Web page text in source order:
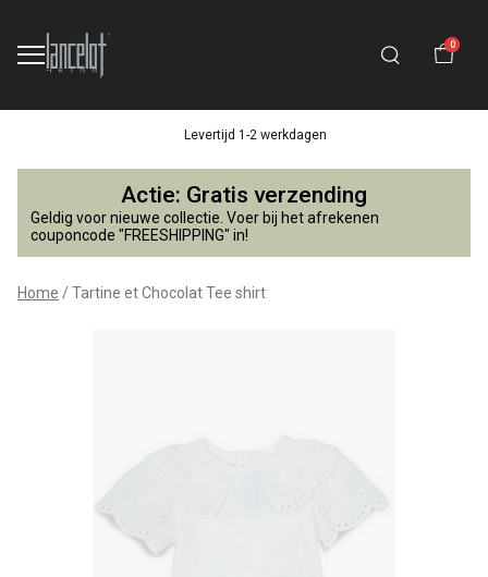
0
Levertijd 1-2 werkdagen
Tartine
et
Chocolat
Tee
Lancelot
Actie: Gratis verzending
Geldig voor nieuwe collectie. Voer bij het afrekenen
couponcode "FREESHIPPING" in!
Home Tartine et Chocolat Tee shirt